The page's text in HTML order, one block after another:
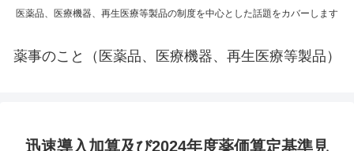
医薬品、医療機器、再生医療等製品の制度を中心とした話題をカバーします
薬事のこと（医薬品、医療機器、再生医療等製品）
迅速導入加算及び2024年度薬価算定基準見